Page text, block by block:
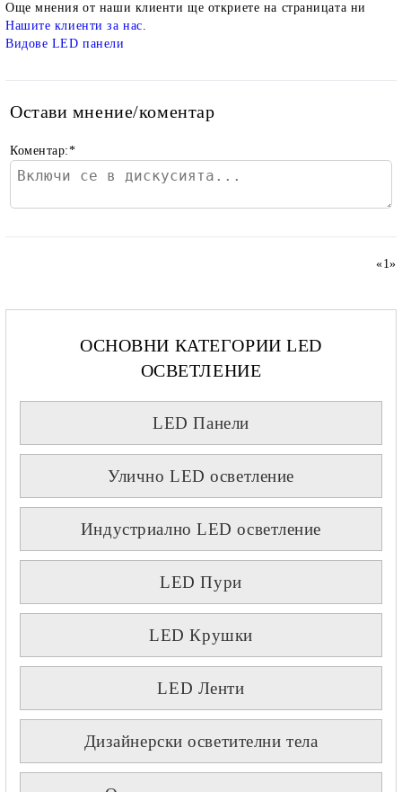
Още мнения от наши клиенти ще откриете на страницата ни
Нашите клиенти за нас.
Видове LED панели
Остави мнение/коментар
Коментар:*
«1»
ОСНОВНИ КАТЕГОРИИ LED
ОСВЕТЛЕНИЕ
LED Панели
Улично LED осветление
Индустриално LED осветление
LED Пури
LED Крушки
LED Ленти
Дизайнерски осветителни тела